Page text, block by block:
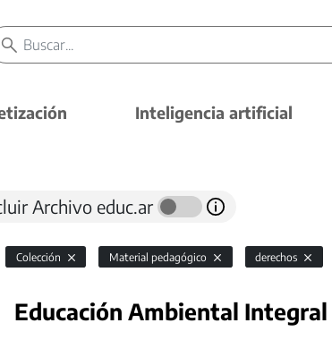
Inteligencia artificial
Archivo educ.ar
Colección Material pedagógico derechos
Educación Ambiental Integral